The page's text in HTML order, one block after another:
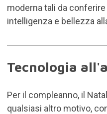
moderna tali da
intelligenza e bellezza
Tecnologia
Per il compleanno, il
qualsiasi altro motivo,